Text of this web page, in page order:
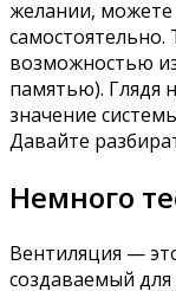
желании,
самостоятельно.
возможностью
памятью). Глядя
значение
Давайте
Немного
Вентиляция —
создаваемый для